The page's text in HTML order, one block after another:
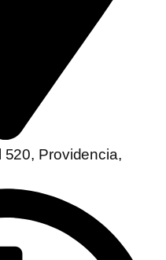
520, Providencia,